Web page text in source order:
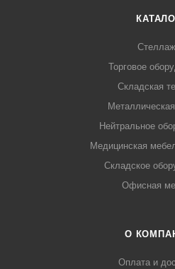
Торговое
Складская
Нейтральное
Медицинская
Складское
Офисная
О
Оплата и